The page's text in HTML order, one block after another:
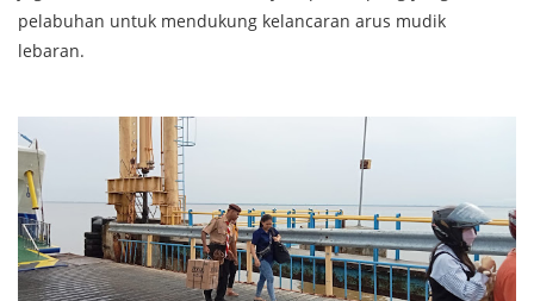
pelabuhan untuk mendukung kelancaran arus mudik
lebaran.